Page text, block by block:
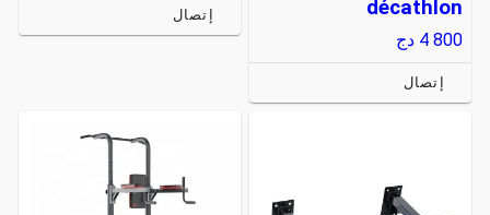
décathlon
4 800 دج
إتصال
إتصال